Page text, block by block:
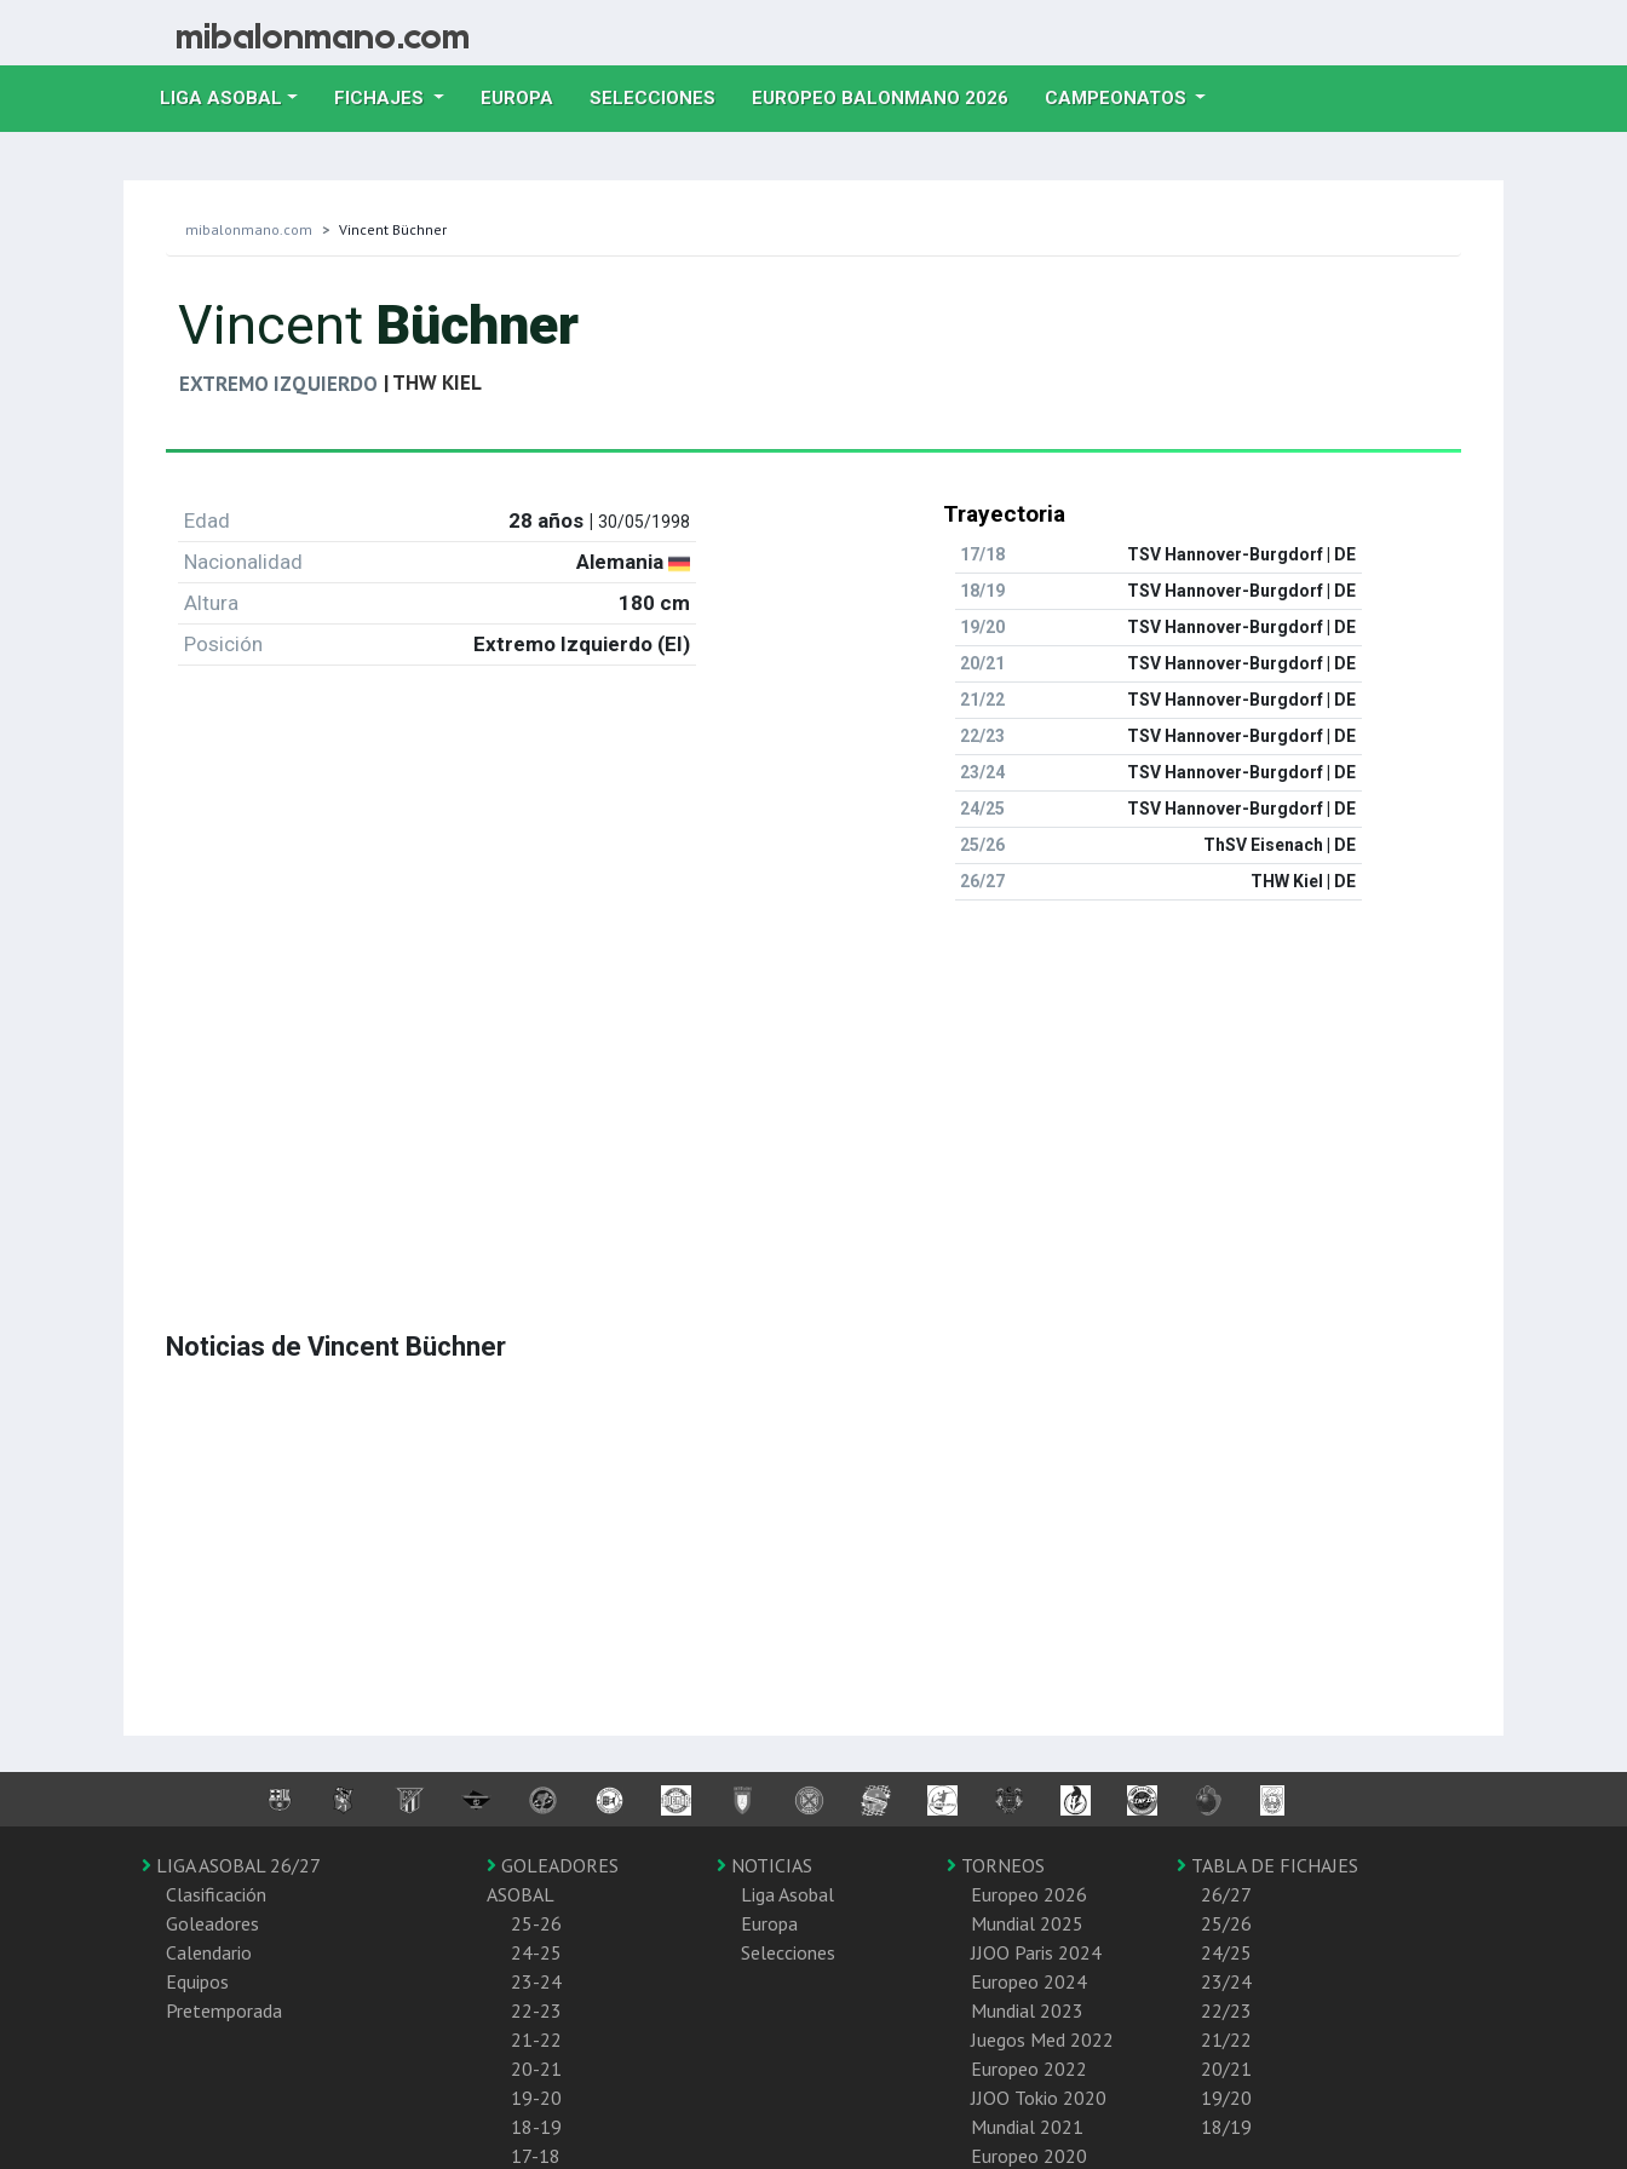
LIGA ASOBAL FICHAJES EUROPA(CURRENT)
SELECCIONES(CURRENT)
EUROPEO BALONMANO 2026(CURRENT)
CAMPEONATOS
mibalonmano.com Vincent Büchner
Vincent Büchner
EXTREMO IZQUIERDO | THW KIEL
Edad 28 años |30/05/1998
Nacionalidad
Alemania
Altura
180 cm
Posición
Extremo Izquierdo (EI)
Trayectoria
17/18
TSV Hannover-Burgdorf | DE
18/19
TSV Hannover-Burgdorf | DE
19/20
TSV Hannover-Burgdorf | DE
20/21
TSV Hannover-Burgdorf | DE
21/22
TSV Hannover-Burgdorf | DE
22/23
TSV Hannover-Burgdorf | DE
23/24
TSV Hannover-Burgdorf | DE
24/25
TSV Hannover-Burgdorf | DE
25/26
ThSV Eisenach | DE
26/27
THW Kiel | DE
Noticias de Vincent Büchner
LIGA ASOBAL 26/27
Clasificación
Goleadores
Calendario
Equipos
Pretemporada
GOLEADORES
ASOBAL
25-26
24-25
23-24
22-23
21-22
20-21
19-20
18-19
17-18
NOTICIAS
Liga Asobal
Europa
Selecciones
TORNEOS
Europeo 2026
Mundial 2025
JJOO Paris 2024
Europeo 2024
Mundial 2023
Juegos Med 2022
Europeo 2022
JJOO Tokio 2020
Mundial 2021
Europeo 2020
TABLA DE FICHAJES
26/27
25/26
24/25
23/24
22/23
21/22
20/21
19/20
18/19